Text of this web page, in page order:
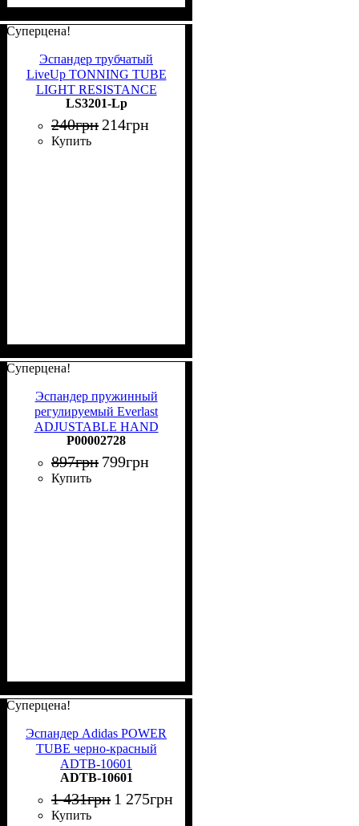
Суперцена!
Эспандер трубчатый
LiveUp TONNING TUBE
LIGHT RESISTANCE
розовый LS3201-Lp
LS3201-Lp
240грн 214грн
Купить
Суперцена!
Эспандер пружинный
регулируемый Everlast
ADJUSTABLE HAND
GRIP HIGH TENSION
черный P00002728
P00002728
897грн 799грн
Купить
Суперцена!
Эспандер Adidas POWER
TUBE черно-красный
ADTB-10601
ADTB-10601
1 431грн 1 275грн
Купить